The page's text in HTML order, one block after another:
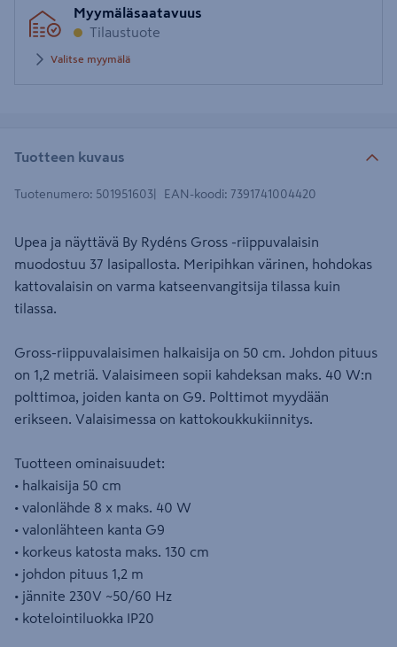
postinumero
Myymäläsaatavuus
Tilaustuote
Valitse myymälä
Tuotteen kuvaus
Tuotenumero: 501951603 EAN-koodi: 7391741004420
Upea ja näyttävä By Rydéns Gross -riippuvalaisin
muodostuu 37 lasipallosta. Meripihkan värinen, hohdokas
kattovalaisin on varma katseenvangitsija tilassa kuin
tilassa.
Gross-riippuvalaisimen halkaisija on 50 cm. Johdon pituus
on 1,2 metriä. Valaisimeen sopii kahdeksan maks. 40 W:n
polttimoa, joiden kanta on G9. Polttimot myydään
erikseen. Valaisimessa on kattokoukkukiinnitys.
Tuotteen ominaisuudet:
• halkaisija 50 cm
• valonlähde 8 x maks. 40 W
• valonlähteen kanta G9
• korkeus katosta maks. 130 cm
• johdon pituus 1,2 m
• jännite 230V ~50/60 Hz
• kotelointiluokka IP20